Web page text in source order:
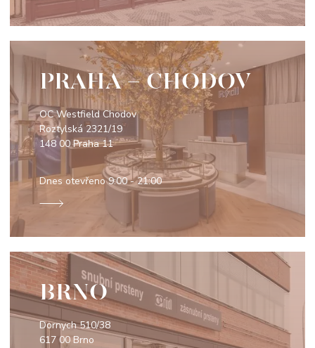
PRAHA - CHODOV
OC Westfield Chodov
Roztylská 2321/19
148 00 Praha 11
Dnes otevřeno9:00 - 21:00
BRNO
Dornych 510/38
617 00 Brno